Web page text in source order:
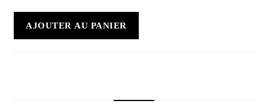
AJOUTER AU PANIER